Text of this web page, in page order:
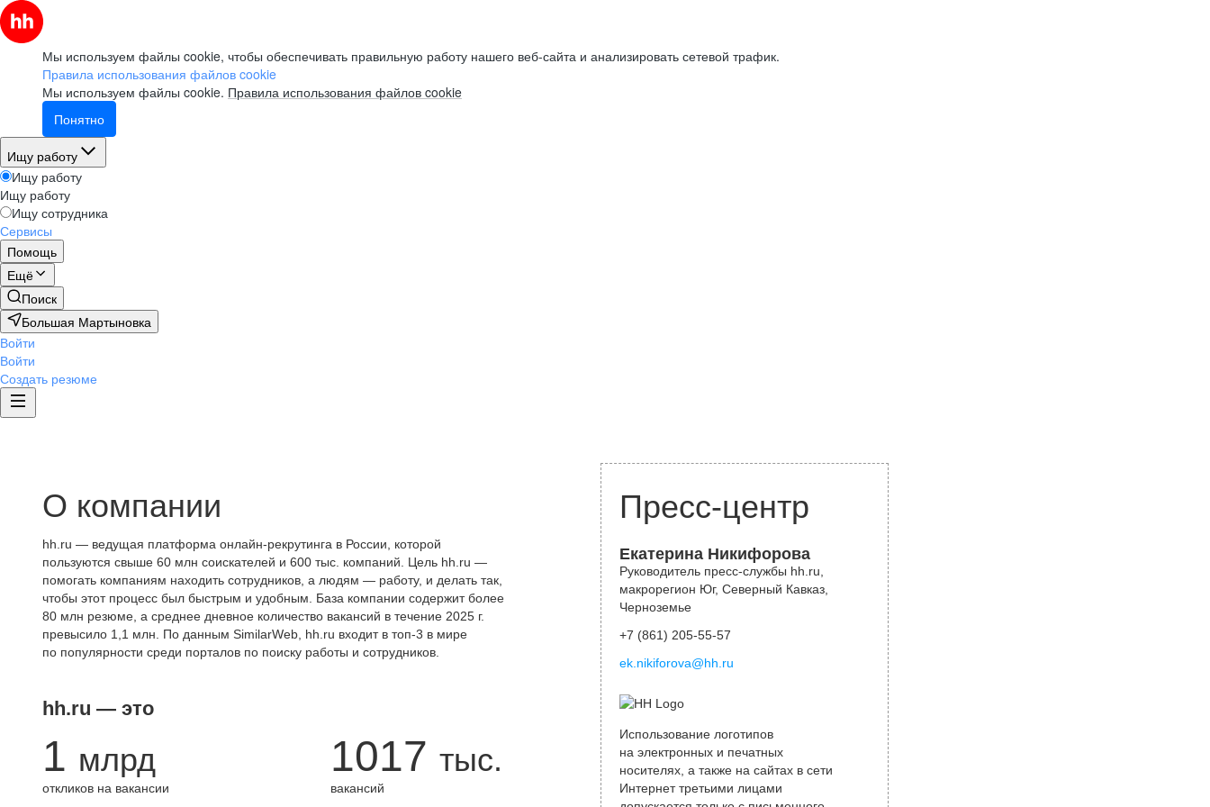
Мы используем файлы cookie, чтобы обеспечивать правильную работу нашего веб-сайта и анализировать сетевой трафик.
Правила использования файлов cookie
Мы используем файлы cookie. Правила использования файлов cookie
Понятно
Ищу работу
Ищу работу
Ищу работу
Ищу сотрудника
Сервисы
Помощь
Ещё
Поиск
Большая Мартыновка
Войти
Войти
Создать резюме
О компании
hh.ru — ведущая платформа онлайн-рекрутинга в России, которой
пользуются свыше 60 млн соискателей и 600 тыс. компаний. Цель hh.ru —
помогать компаниям находить сотрудников, а людям — работу, и делать так,
чтобы этот процесс был быстрым и удобным. База компании содержит более
80 млн резюме, а среднее дневное количество вакансий в течение 2025 г.
превысило 1,1 млн. По данным SimilarWeb, hh.ru входит в топ-3 в мире
по популярности среди порталов по поиску работы и сотрудников.
hh.ru — это
1 млрд
откликов на вакансии
1017 тыс.
вакансий
Пресс-центр
Екатерина Никифорова
Руководитель пресс-службы hh.ru,
макрорегион Юг, Северный Кавказ,
Черноземье
+7 (861) 205-55-57
ek.nikiforova@hh.ru
Использование логотипов
на электронных и печатных
носителях, а также на сайтах в сети
Интернет третьими лицами